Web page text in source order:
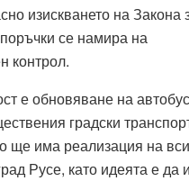
изискването на Закона
се намира на
контрол.
е обновяване на
градски
ще има реализация на
Русе, като идеята е да